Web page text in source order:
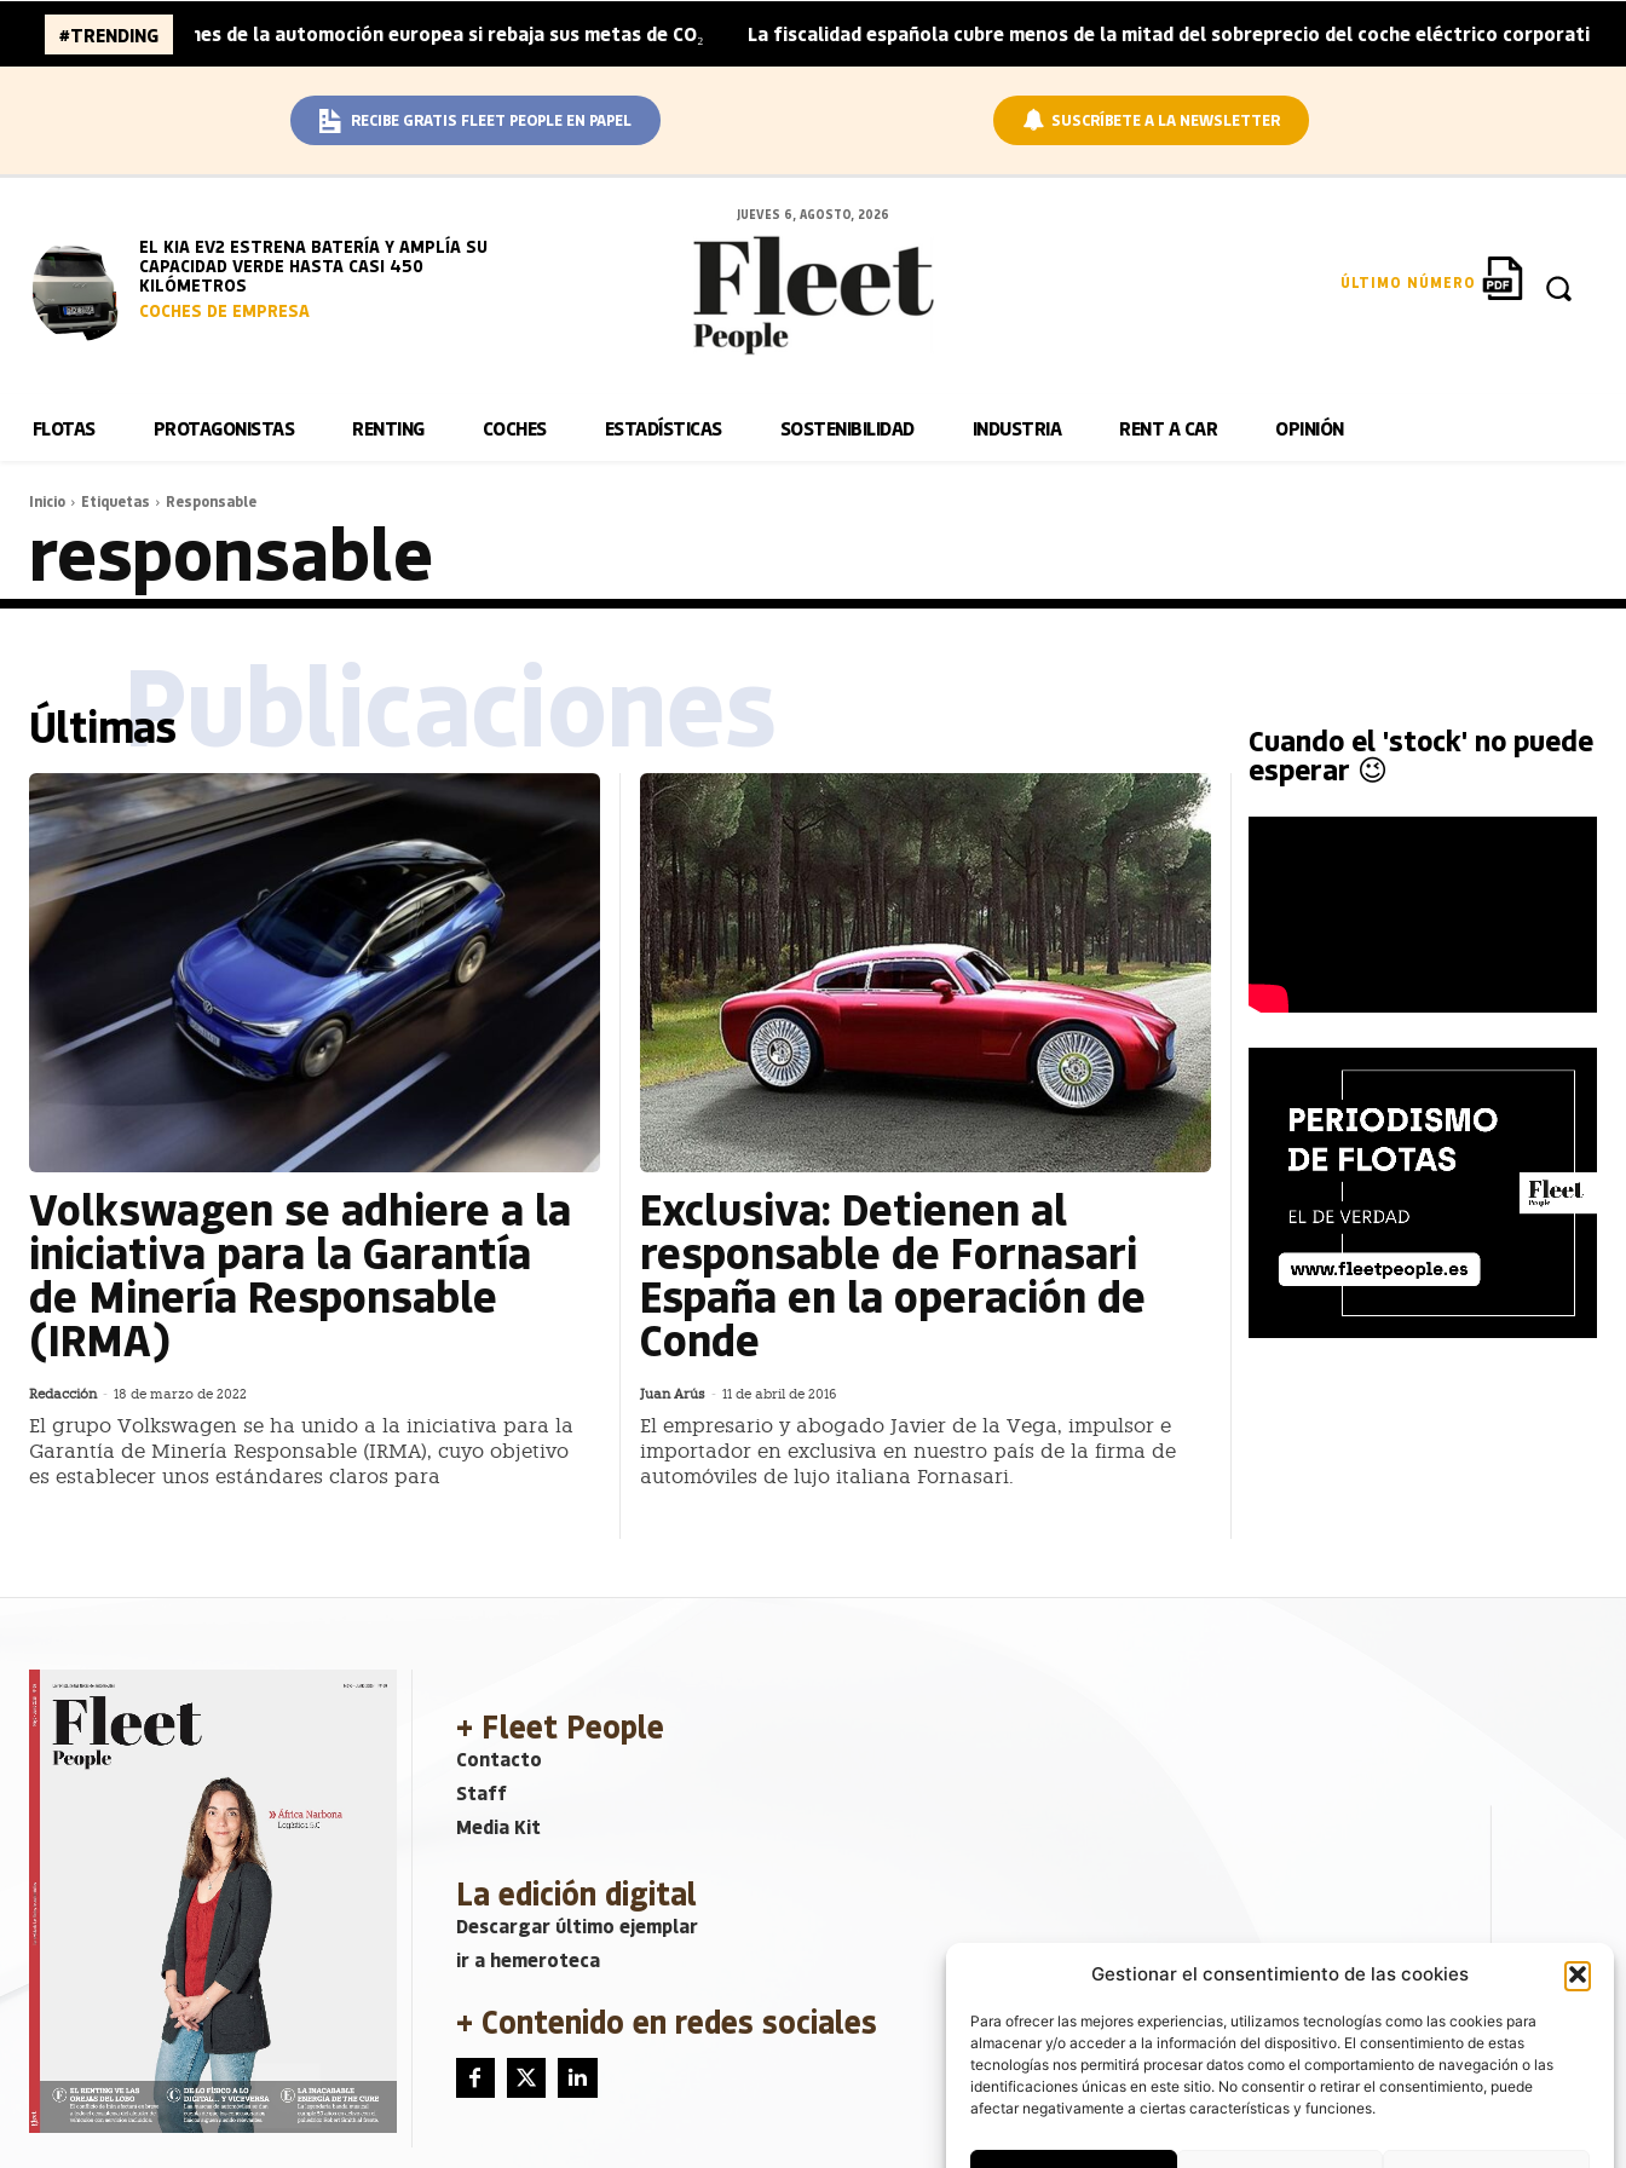
Gestionar el consentimiento de las cookies
Para ofrecer las mejores experiencias, utilizamos tecnologías como las cookies para
almacenar y/o acceder a la información del dispositivo. El consentimiento de estas
tecnologías nos permitirá procesar datos como el comportamiento de navegación o las
identificaciones únicas en este sitio. No consentir o retirar el consentimiento, puede
afectar negativamente a ciertas características y funciones.
#TRENDING
96.000 millones de la automoción europea si rebaja sus metas de CO₂ | La fiscalidad española cubre menos de la mitad del sobreprecio del coche eléctrico corporativo
RECIBE GRATIS FLEET PEOPLE EN PAPEL SUSCRÍBETE A LA NEWSLETTER
EL KIA EV2 ESTRENA BATERÍA Y AMPLÍA SU
CAPACIDAD VERDE HASTA CASI 450
KILÓMETROS
COCHES DE EMPRESA
JUEVES 6, AGOSTO, 2026
ÚLTIMO NÚMERO
FLOTAS PROTAGONISTAS RENTING COCHES ESTADÍSTICAS SOSTENIBILIDAD INDUSTRIA RENT A CAR OPINIÓN
Inicio Etiquetas Responsable
responsable
ÚltimasPublicaciones
Volkswagen se adhiere a la
iniciativa para la Garantía
de Minería Responsable
(IRMA)
Redacción - 18 de marzo de 2022
El grupo Volkswagen se ha unido a la iniciativa para la
Garantía de Minería Responsable (IRMA), cuyo objetivo
es establecer unos estándares claros para
Exclusiva: Detienen al
responsable de Fornasari
España en la operación de
Conde
Juan Arús - 11 de abril de 2016
El empresario y abogado Javier de la Vega, impulsor e
importador en exclusiva en nuestro país de la firma de
automóviles de lujo italiana Fornasari.
Cuando el 'stock' no puede
esperar 😉
+ Fleet People
Contacto
Staff
Media Kit
La edición digital
Descargar último ejemplar
ir a hemeroteca
+ Contenido en redes sociales